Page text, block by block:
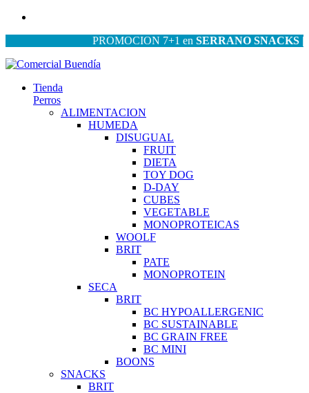
PROMOCION 7+1 enSERRANO SNACKS|
Tienda
Perros
ALIMENTACION
HUMEDA
DISUGUAL
FRUIT
DIETA
TOY DOG
D-DAY
CUBES
VEGETABLE
MONOPROTEICAS
WOOLF
BRIT
PATE
MONOPROTEIN
SECA
BRIT
BC HYPOALLERGENIC
BC SUSTAINABLE
BC GRAIN FREE
BC MINI
BOONS
SNACKS
BRIT